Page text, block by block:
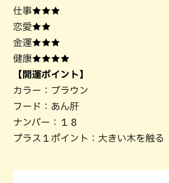
仕事★★★
恋愛★★
金運★★★
健康★★★★
【開運ポイント】
カラー：ブラウン
フード：あん肝
ナンバー：１８
プラス１ポイント：大きい木を触る